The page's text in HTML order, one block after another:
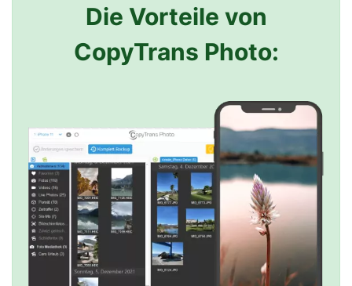
Die Vorteile von
CopyTrans Photo: